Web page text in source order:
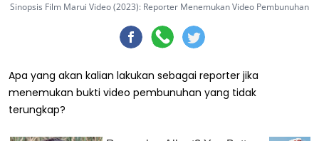
Sinopsis Film Marui Video (2023): Reporter Menemukan Video Pembunuhan
Apa yang akan kalian lakukan sebagai reporter jika
menemukan bukti video pembunuhan yang tidak
terungkap?